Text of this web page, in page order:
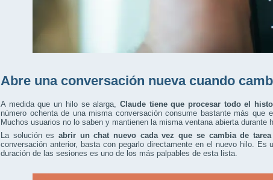
Abre una conversación nueva cuando
A medida que un hilo se alarga, Claude tiene que procesar todo el
número ochenta de una misma conversación consume bastante más que
Muchos usuarios no lo saben y mantienen la misma ventana abierta durante
La solución esabrir un chat nuevo cada vez que se cambia de
conversación anterior, basta con pegarlo directamente en el nuevo hilo.
duración de las sesiones es uno de los más palpables de esta lista.